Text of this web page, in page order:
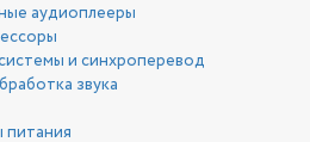
аудиоплееры
и синхроперевод
звука